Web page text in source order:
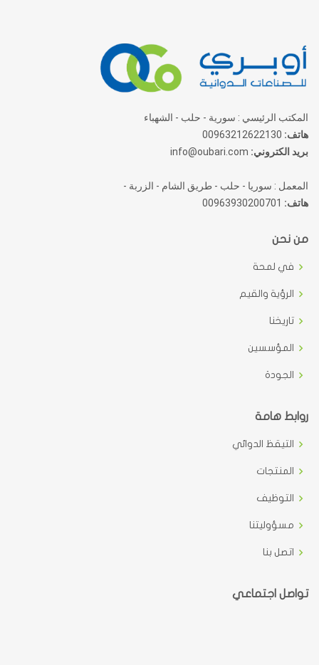
المكتب الرئيسي : سورية - حلب - الشهباء
هاتف:
بريد الكتروني:
المعمل : سوريا - حلب - طريق الشام - الزربة -
هاتف:
من نحن
في لمحة
الرؤية والقيم
تاريخنا
المؤسسين
الجودة
روابط هامة
التيقظ الدوائي
المنتجات
التوظيف
مسؤوليتنا
اتصل بنا
تواصل اجتماعي